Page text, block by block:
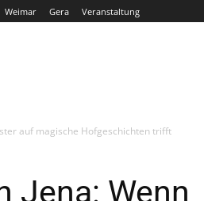
Weimar Gera Veranstaltung
auf magische Hofgeschichten trifft
Jena: Wenn